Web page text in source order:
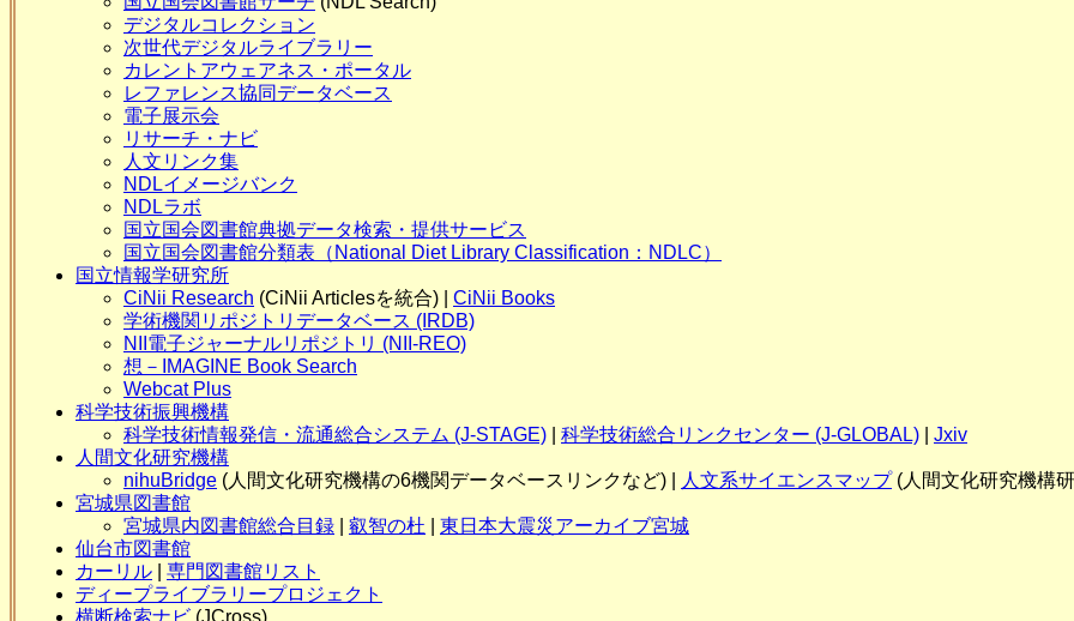
デジタルコレクション
次世代デジタルライブラリー
カレントアウェアネス・ポータル
レファレンス協同データベース
電子展示会
リサーチ・ナビ
人文リンク集
NDLイメージバンク
NDLラボ
国立国会図書館典拠データ検索・提供サービス
国立国会図書館分類表（National Diet Library Classification：NDLC）
国立情報学研究所
CiNii Research (CiNii Articlesを統合) | CiNii Books
学術機関リポジトリデータベース (IRDB)
NII電子ジャーナルリポジトリ (NII-REO)
想－IMAGINE Book Search
Webcat Plus
科学技術振興機構
科学技術情報発信・流通総合システム (J-STAGE)
科学技術総合リンクセンター (J-GLOBAL)
Jxiv
人間文化研究機構
nihuBridge (人間文化研究機構の6機関データベースリンクなど) | 人文系サイエンスマップ(人間文化研究機構
宮城県図書館
宮城県内図書館総合目録
叡智の杜
東日本大震災アーカイブ宮城
仙台市図書館
カーリル
専門図書館リスト
ディープライブラリープロジェクト
横断検索ナビ (JCross)